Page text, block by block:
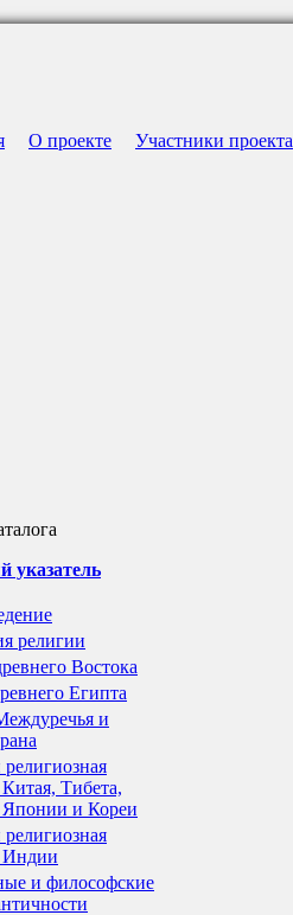
О проекте Участники проекта
указатель
религии
Востока
Египта
и
религиозная
Тибета,
и Кореи
религиозная
Индии
и философские